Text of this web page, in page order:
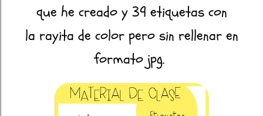
que he creado y 39 etiquetas con
la rayita de color pero sin rellenar en
formato jpg.